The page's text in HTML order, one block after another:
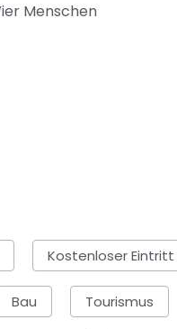
Menschen
Kostenloser Eintritt
Bau Tourismus